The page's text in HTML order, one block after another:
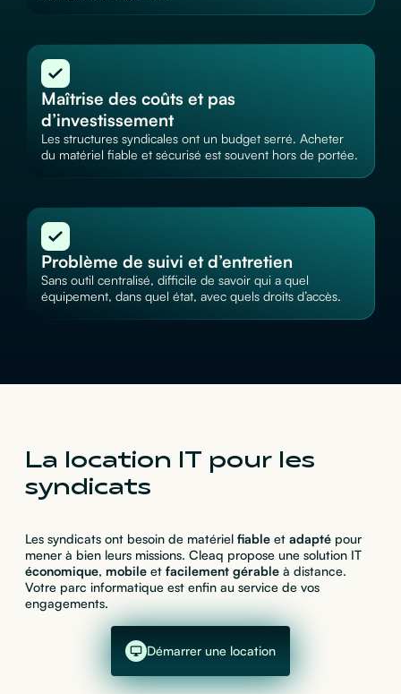
Maîtrise des coûts et pas
d’investissement
Les structures syndicales ont un budget serré. Acheter
du matériel fiable et sécurisé est souvent hors de portée.
Problème de suivi et d’entretien
Sans outil centralisé, difficile de savoir qui a quel
équipement, dans quel état, avec quels droits d’accès.
La location IT pour les
syndicats
Les syndicats ont besoin de matériel fiableet adaptépour
mener à bien leurs missions. Cleaq propose une solution IT
économique, mobileet facilement gérableà distance.
Votre parc informatique est enfin au service de vos
engagements.
Démarrer une location